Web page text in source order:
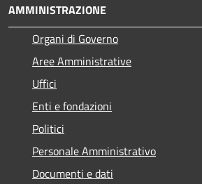
AMMINISTRAZIONE
Organi di Governo
Aree Amministrative
Uffici
Enti e fondazioni
Politici
Personale Amministrativo
Documenti e dati